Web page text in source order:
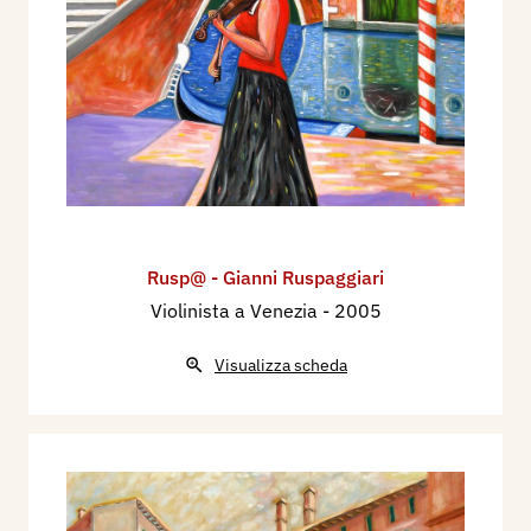
per vincoli di nascita e apparentamento artistico.
Da segnalare la recentissima mostra personale
allestita nel Museo “Il Correggio” a Correggio
nell’anno 2022.
Contatti:
Rusp@ - Gianni Ruspaggiari
Cell. 333.1259863
gianni.ruspaggiari@alice.it
Rusp@ - Gianni Ruspaggiari
Violinista a Venezia - 2005
Visualizza scheda